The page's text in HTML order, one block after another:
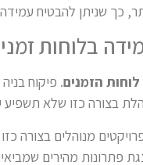
כך שניתן להבטיח
בלוחות
לוחות הזמנים. פיקוח
בצורה כזו שלא
מנוהלים בצורה
פתרונות מהירים